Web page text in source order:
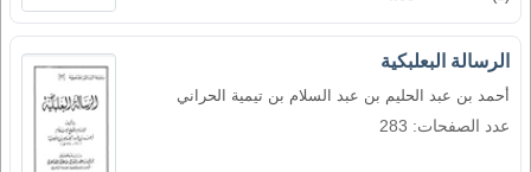
الرسالة البعلبكية
أحمد بن عبد الحليم بن عبد السلام بن تيمية الحراني
عدد الصفحات: 283